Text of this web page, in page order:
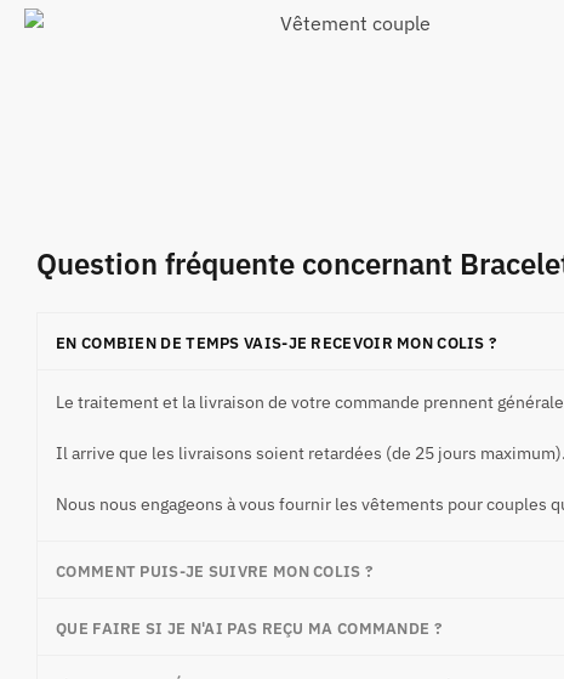
Question fréquente concernant
EN COMBIEN DE TEMPS VAIS-JE RECEVOIR MON COLIS ?
Le traitement et la livraison de votre commande prennent
Il arrive que les livraisons soient retardées (de 25 jours maximum).
Nous nous engageons à vous fournir les vêtements pour couples
COMMENT PUIS-JE SUIVRE MON COLIS ?
QUE FAIRE SI JE N'AI PAS REÇU MA COMMANDE ?